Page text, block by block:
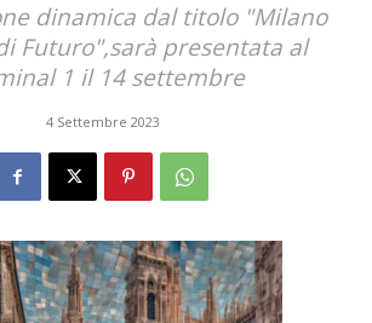
dinamica dal titolo "Milano
Futuro",sarà presentata al
1 il 14 settembre
4 Settembre 2023